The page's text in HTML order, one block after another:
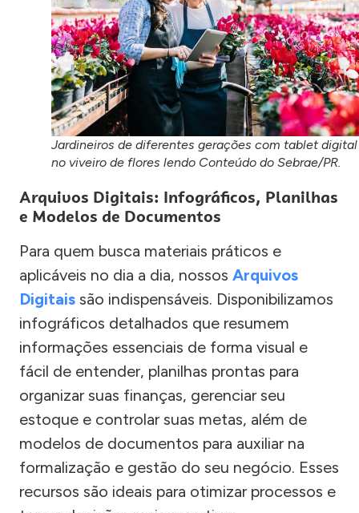
Jardineiros de diferentes gerações com tablet digital
no viveiro de flores lendo Conteúdo do Sebrae/PR.
Arquivos Digitais: Infográficos, Planilhas
e Modelos de Documentos
Para quem busca materiais práticos e
aplicáveis no dia a dia, nossos Arquivos
Digitais são indispensáveis. Disponibilizamos
infográficos detalhados que resumem
informações essenciais de forma visual e
fácil de entender, planilhas prontas para
organizar suas finanças, gerenciar seu
estoque e controlar suas metas, além de
modelos de documentos para auxiliar na
formalização e gestão do seu negócio. Esses
recursos são ideais para otimizar processos e